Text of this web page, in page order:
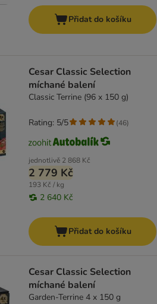
Přidat do košíku
Cesar Classic Selection
míchané balení
Classic Terrine (96 x 150 g)
jednotlivě 2 868 Kč
2 779 Kč
193 Kč / kg
2 640 Kč
Rating: 5/5 (46)
Přidat do košíku
Cesar Classic Selection
míchané balení
Garden-Terrine 4 x 150 g